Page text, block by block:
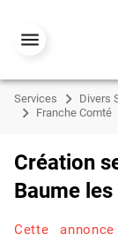
Services Divers
Franche Comté
Création
Baume
Cette